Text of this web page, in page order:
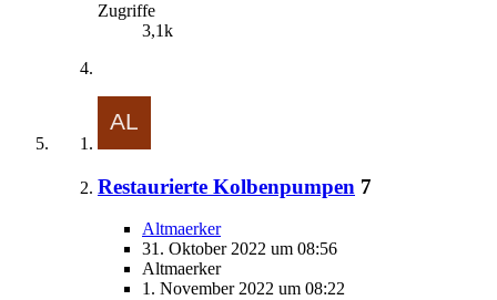
Zugriffe
3,1k
Restaurierte Kolbenpumpen 7
Altmaerker
31. Oktober 2022 um 08:56
Altmaerker
1. November 2022 um 08:22